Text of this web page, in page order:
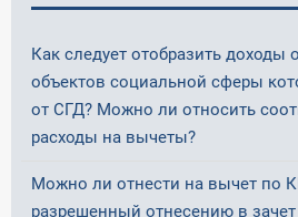
Как следует отобразить доходы
объектов социальной сферы
от СГД? Можно ли относить
расходы на вычеты?
Можно ли отнести на вычет по
разрешенный отнесению в